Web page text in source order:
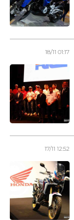
18/11 01:17
17/11 12:52